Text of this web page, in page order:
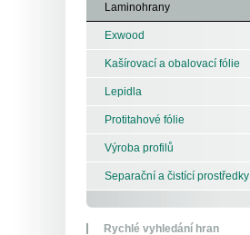
Laminohrany
Exwood
Kašírovací a obalovací fólie
Lepidla
Protitahové fólie
Výroba profilů
Separační a čistící prostředky
Rychlé vyhledání hran